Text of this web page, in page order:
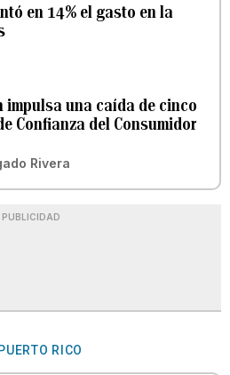
en 14% el gasto en la
impulsa una caída de cinco
Confianza del Consumidor
Rivera
PUBLICIDAD
RICO